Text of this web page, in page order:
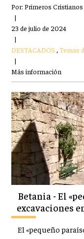
Por: Primeros Cristianos
|
23 de julio de 2024
|
DESTACADOS ,Temas
|
Más información
Betania - El
excavaciones
El «pequeño